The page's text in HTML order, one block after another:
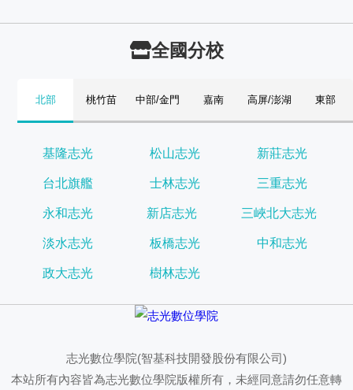
全國分校
北部 桃竹苗 中部/金門 嘉南 高屏/澎湖 東部
基隆志光 松山志光 新莊志光
台北旗艦 士林志光 三重志光
永和志光 新店志光 三峽北大志光
淡水志光 板橋志光 中和志光
政大志光 樹林志光
志光數位學院(智基科技開發股份有限公司)
本站所有內容皆為志光數位學院版權所有，未經同意請勿任意轉